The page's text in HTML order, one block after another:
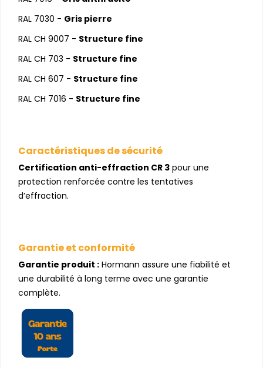
RAL 7030 - Gris pierre
RAL CH 9007 - Structure fine
RAL CH 703 - Structure fine
RAL CH 607 - Structure fine
RAL CH 7016 - Structure fine
Caractéristiques de sécurité
Certification anti-effraction CR 3 pour une
protection renforcée contre les tentatives
d’effraction.
Garantie et conformité
Garantie produit : Hormann assure une fiabilité et
une durabilité à long terme avec une garantie
complète.